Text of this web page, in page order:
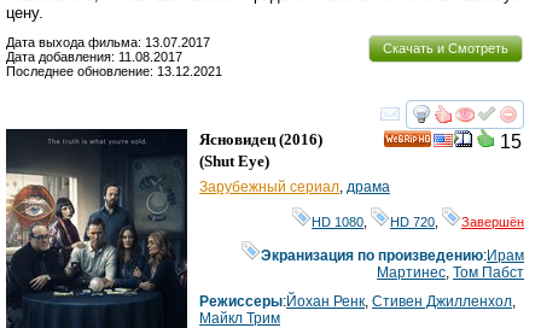
цену.
Скачать и Смотреть
Дата выхода фильма: 13.07.2017
Дата добавления: 11.08.2017
Последнее обновление: 13.12.2021
смотреть
15
Ясновидец (2016)
(Shut Eye)
Зарубежный сериал драма
HD 1080 HD 720 Завершён
Экранизация по произведению:Ирам
Мартинес ,Том Пабст
Режиссеры:Йохан Ренк Стивен Джилленхол
Майкл Трим